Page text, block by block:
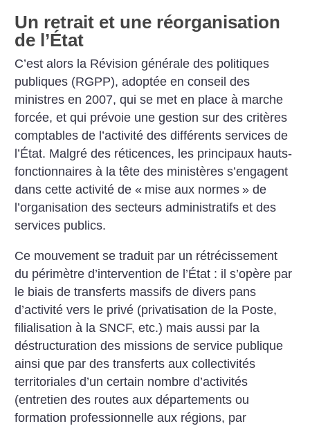
Un retrait et une réorganisation
de l’État
C’est alors la Révision générale des politiques
publiques (RGPP), adoptée en conseil des
ministres en 2007, qui se met en place à marche
forcée, et qui prévoie une gestion sur des critères
comptables de l’activité des différents services de
l’État. Malgré des réticences, les principaux hauts-
fonctionnaires à la tête des ministères s’engagent
dans cette activité de « mise aux normes » de
l’organisation des secteurs administratifs et des
services publics.
Ce mouvement se traduit par un rétrécissement
du périmètre d’intervention de l’État : il s’opère par
le biais de transferts massifs de divers pans
d’activité vers le privé (privatisation de la Poste,
filialisation à la SNCF, etc.) mais aussi par la
déstructuration des missions de service publique
ainsi que par des transferts aux collectivités
territoriales d’un certain nombre d’activités
(entretien des routes aux départements ou
formation professionnelle aux régions, par